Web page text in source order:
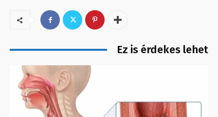
Ez is érdekes lehet